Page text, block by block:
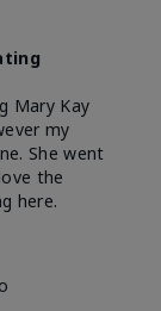
Mary Kay
my
She went
the
here.